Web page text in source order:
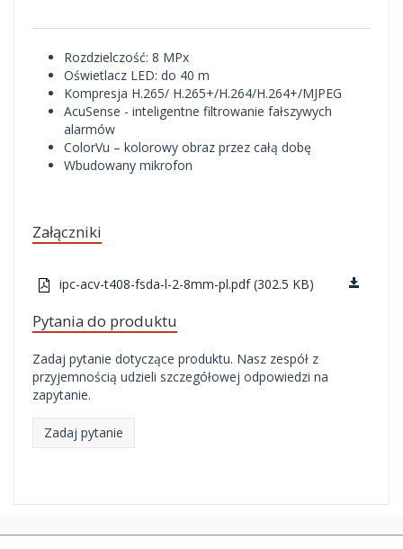
Rozdzielczość: 8 MPx
Oświetlacz LED: do 40 m
Kompresja H.265/ H.265+/H.264/H.264+/MJPEG
AcuSense - inteligentne filtrowanie fałszywych
alarmów
ColorVu – kolorowy obraz przez całą dobę
Wbudowany mikrofon
Załączniki
ipc-acv-t408-fsda-l-2-8mm-pl.pdf (302.5 KB)
Pytania do produktu
Zadaj pytanie dotyczące produktu. Nasz zespół z
przyjemnością udzieli szczegółowej odpowiedzi na
zapytanie.
Zadaj pytanie